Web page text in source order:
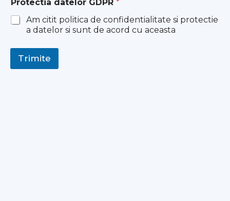
Protectia datelor GDPR *
Am citit politica de confidentialitate si protectie
a datelor si sunt de acord cu aceasta
Trimite